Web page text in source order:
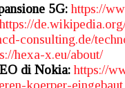
5G:https://
https://
consulting.de/
hexa-x.eu/about/
di Nokia: https://
koerper-eingebaut